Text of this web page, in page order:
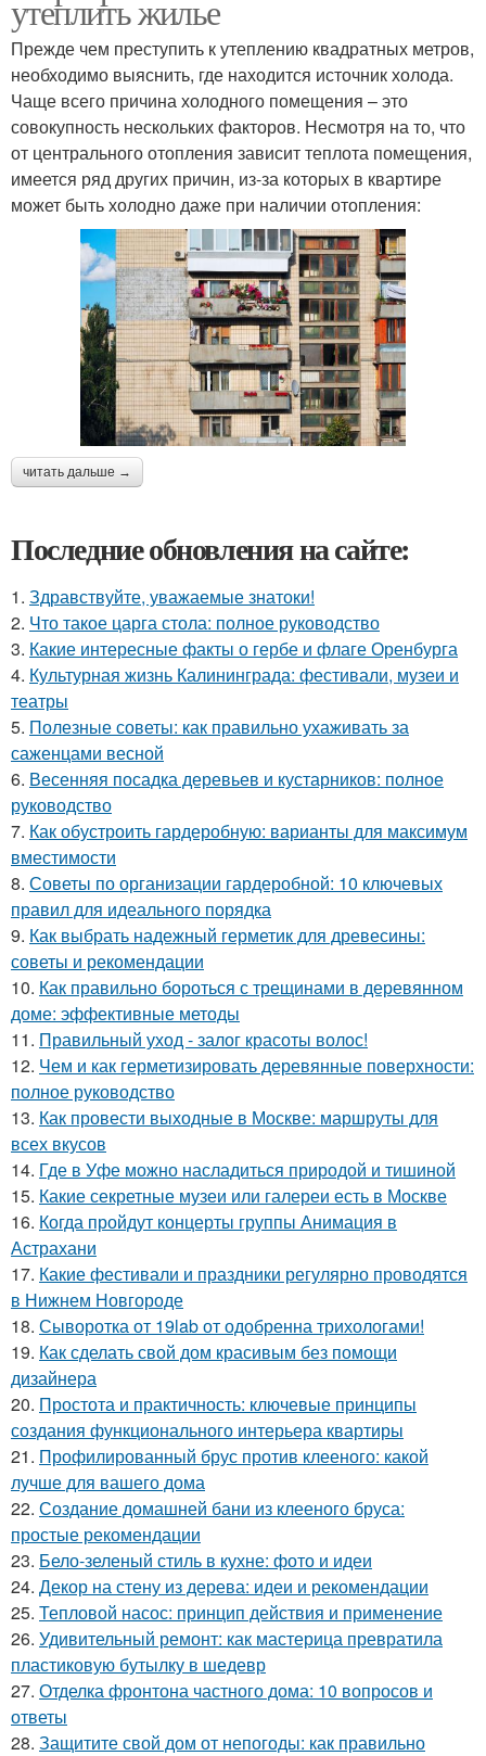
утеплить жилье
Прежде чем преступить к утеплению квадратных метров,
необходимо выяснить, где находится источник холода.
Чаще всего причина холодного помещения – это
совокупность нескольких факторов. Несмотря на то, что
от центрального отопления зависит теплота помещения,
имеется ряд других причин, из-за которых в квартире
может быть холодно даже при наличии отопления:
читать дальше →
Последние обновления на сайте:
1. Здравствуйте, уважаемые знатоки!
2. Что такое царга стола: полное руководство
3. Какие интересные факты о гербе и флаге Оренбурга
4. Культурная жизнь Калининграда: фестивали, музеи и
театры
5. Полезные советы: как правильно ухаживать за
саженцами весной
6. Весенняя посадка деревьев и кустарников: полное
руководство
7. Как обустроить гардеробную: варианты для максимум
вместимости
8. Советы по организации гардеробной: 10 ключевых
правил для идеального порядка
9. Как выбрать надежный герметик для древесины:
советы и рекомендации
10. Как правильно бороться с трещинами в деревянном
доме: эффективные методы
11. Правильный уход - залог красоты волос!
12. Чем и как герметизировать деревянные поверхности:
полное руководство
13. Как провести выходные в Москве: маршруты для
всех вкусов
14. Где в Уфе можно насладиться природой и тишиной
15. Какие секретные музеи или галереи есть в Москве
16. Когда пройдут концерты группы Анимация в
Астрахани
17. Какие фестивали и праздники регулярно проводятся
в Нижнем Новгороде
18. Сыворотка от 19lab от одобренна трихологами!
19. Как сделать свой дом красивым без помощи
дизайнера
20. Простота и практичность: ключевые принципы
создания функционального интерьера квартиры
21. Профилированный брус против клееного: какой
лучше для вашего дома
22. Создание домашней бани из клееного бруса:
простые рекомендации
23. Бело-зеленый стиль в кухне: фото и идеи
24. Декор на стену из дерева: идеи и рекомендации
25. Тепловой насос: принцип действия и применение
26. Удивительный ремонт: как мастерица превратила
пластиковую бутылку в шедевр
27. Отделка фронтона частного дома: 10 вопросов и
ответы
28. Защитите свой дом от непогоды: как правильно